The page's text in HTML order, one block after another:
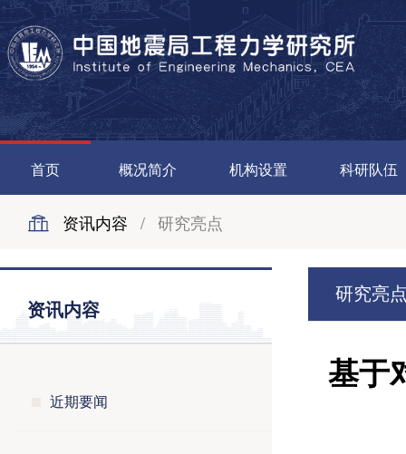
首页 概况简介 机构设置 科研队伍
资讯内容 / 研究亮点
资讯内容
近期要闻
研究亮
基于